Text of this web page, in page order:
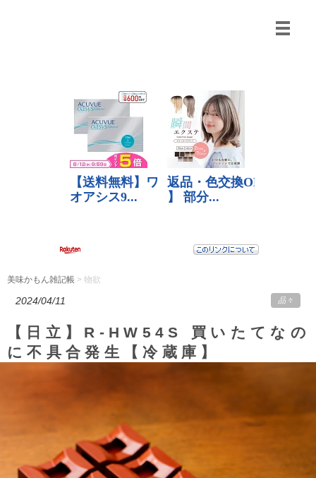
美味かもん雑記帳 > 物欲
2024/04/11 品々
【日立】R-HW54S 買いたてなの
に不具合発生【冷蔵庫】